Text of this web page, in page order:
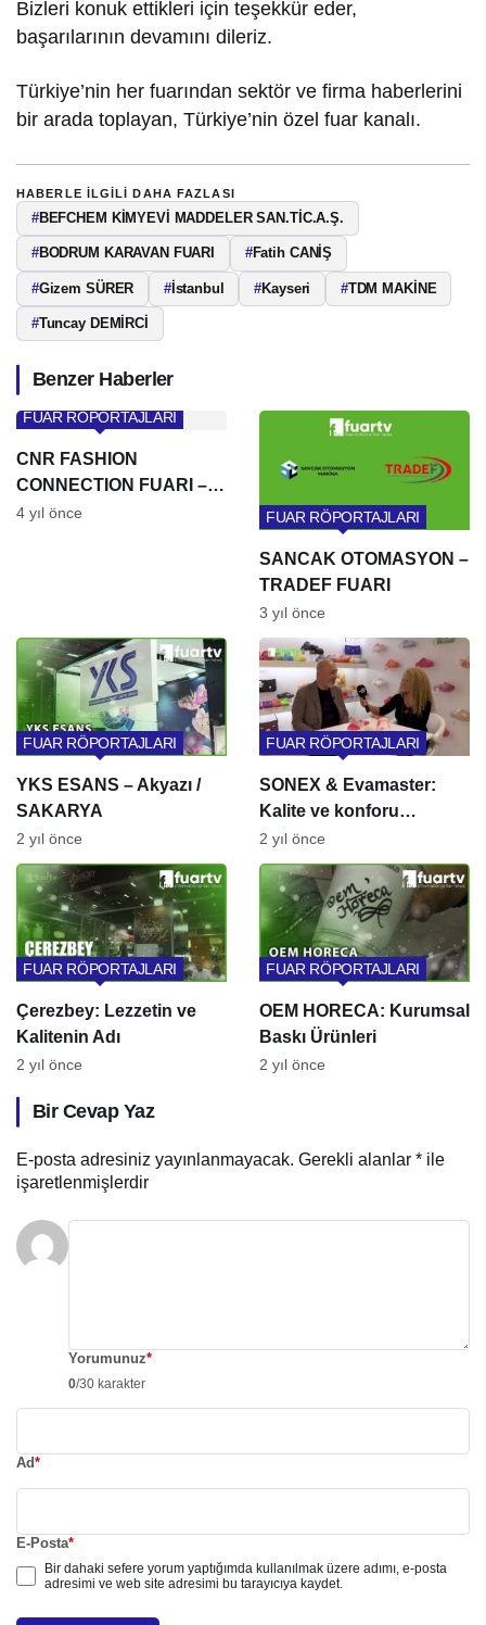
Bizleri konuk ettikleri için teşekkür eder,
başarılarının devamını dileriz.
Türkiye’nin her fuarından sektör ve firma haberlerini
bir arada toplayan, Türkiye’nin özel fuar kanalı.
HABERLE ILGILI DAHA FAZLASI
#BEFCHEM KİMYEVİ MADDELER SAN.TİC.A.Ş.
#BODRUM KARAVAN FUARI #Fatih CANİŞ
#Gizem SÜRER #İstanbul #Kayseri #TDM MAKİNE
#Tuncay DEMİRCİ
Benzer Haberler
CNR FASHION
CONNECTION FUARI –
LUSTRİN
FUAR RÖPORTAJLARI
4 yıl önce
SANCAK OTOMASYON –
TRADEF FUARI
FUAR RÖPORTAJLARI
3 yıl önce
YKS ESANS – Akyazı /
SAKARYA
FUAR RÖPORTAJLARI
2 yıl önce
SONEX & Evamaster:
Kalite ve konforu
birleştirir
FUAR RÖPORTAJLARI
2 yıl önce
Çerezbey: Lezzetin ve
Kalitenin Adı
FUAR RÖPORTAJLARI
2 yıl önce
OEM HORECA: Kurumsal
Baskı Ürünleri
FUAR RÖPORTAJLARI
2 yıl önce
Bir Cevap Yaz
E-posta adresiniz yayınlanmayacak. Gerekli alanlar * ile
işaretlenmişlerdir
Yorumunuz*
0/30 karakter
Ad*
E-Posta*
Bir dahaki sefere yorum yaptığımda kullanılmak üzere adımı, e-posta
adresimi ve web site adresimi bu tarayıcıya kaydet.